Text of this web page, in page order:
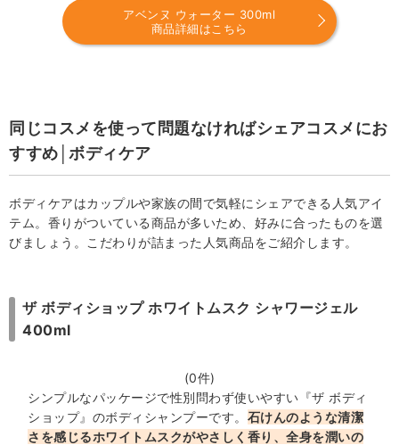
アベンヌ ウォーター 300ml
商品詳細はこちら
同じコスメを使って問題なければシェアコスメにお
すすめ│ボディケア
ボディケアはカップルや家族の間で気軽にシェアできる人気アイ
テム。香りがついている商品が多いため、好みに合ったものを選
びましょう。こだわりが詰まった人気商品をご紹介します。
ザ ボディショップ ホワイトムスク シャワージェル
400ml
(0件)
シンプルなパッケージで性別問わず使いやすい『ザ ボディ
ショップ』のボディシャンプーです。 石けんのような清潔
さを感じるホワイトムスクがやさしく香り、全身を潤いの